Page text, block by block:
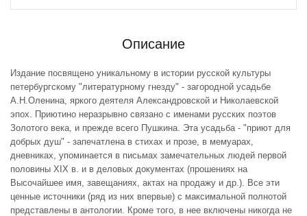
Описание
Издание посвящено уникальному в истории русской культуры
петербургскому "литературному гнезду" - загородной усадьбе
А.Н.Оленина, яркого деятеля Александровской и Николаевской
эпох. Приютино неразрывно связано с именами русских поэтов
Золотого века, и прежде всего Пушкина. Эта усадьба - "приют для
добрых душ" - запечатлена в стихах и прозе, в мемуарах,
дневниках, упоминается в письмах замечательных людей первой
половины XIX в. и в деловых документах (прошениях на
Высочайшее имя, завещаниях, актах на продажу и др.). Все эти
ценные источники (ряд из них впервые) с максимальной полнотой
представлены в антологии. Кроме того, в нее включены никогда не